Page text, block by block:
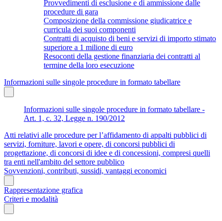
Provvedimenti di esclusione e di ammissione dalle
procedure di gara
Composizione della commissione giudicatrice e
curricula dei suoi componenti
Contratti di acquisto di beni e servizi di importo stimato
superiore a 1 milione di euro
Resoconti della gestione finanziaria dei contratti al
termine della loro esecuzione
Informazioni sulle singole procedure in formato tabellare
Informazioni sulle singole procedure in formato tabellare -
Art. 1, c. 32, Legge n. 190/2012
Atti relativi alle procedure per l’affidamento di appalti pubblici di
servizi, forniture, lavori e opere, di concorsi pubblici di
progettazione, di concorsi di idee e di concessioni, compresi quelli
tra enti nell'ambito del settore pubblico
Sovvenzioni, contributi, sussidi, vantaggi economici
Rappresentazione grafica
Criteri e modalità